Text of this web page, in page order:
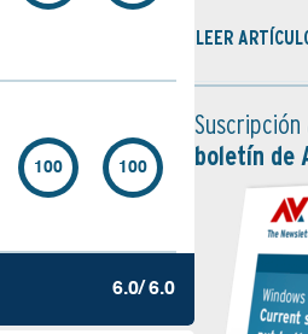
100 100
6.0/ 6.0
LEER
Suscripción
boletín de